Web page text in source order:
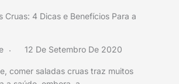
Cruas: 4 Dicas e Benefícios Para a
12 De Setembro De 2020
comer saladas cruas traz muitos